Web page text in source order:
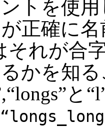
トを使
正確に
それが合
かを知